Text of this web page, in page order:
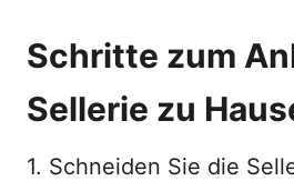
Schritte zum
Sellerie zu
1. Schneiden Sie die